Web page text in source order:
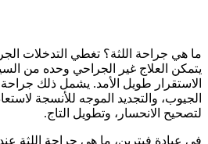
ما هي جراحة اللثة؟ تغطي التدخلات
يتمكن العلاج غير الجراحي وحده من
الاستقرار طويل الأمد. يشمل ذلك
الجيوب، والتجديد الموجه للأنسجة
لتصحيح الانحسار، وتطويل التاج.
في عيادة فيترين، ما هي جراحة اللثة